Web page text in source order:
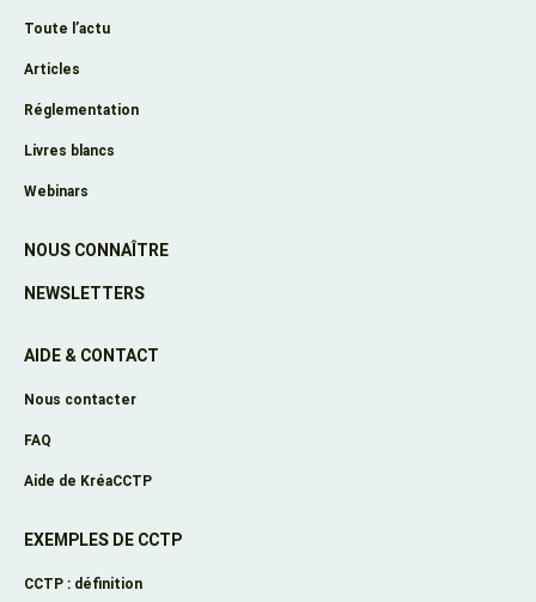
Toute l’actu
Articles
Réglementation
Livres blancs
Webinars
NOUS CONNAÎTRE
NEWSLETTERS
AIDE & CONTACT
Nous contacter
FAQ
Aide de KréaCCTP
EXEMPLES DE CCTP
CCTP : définition